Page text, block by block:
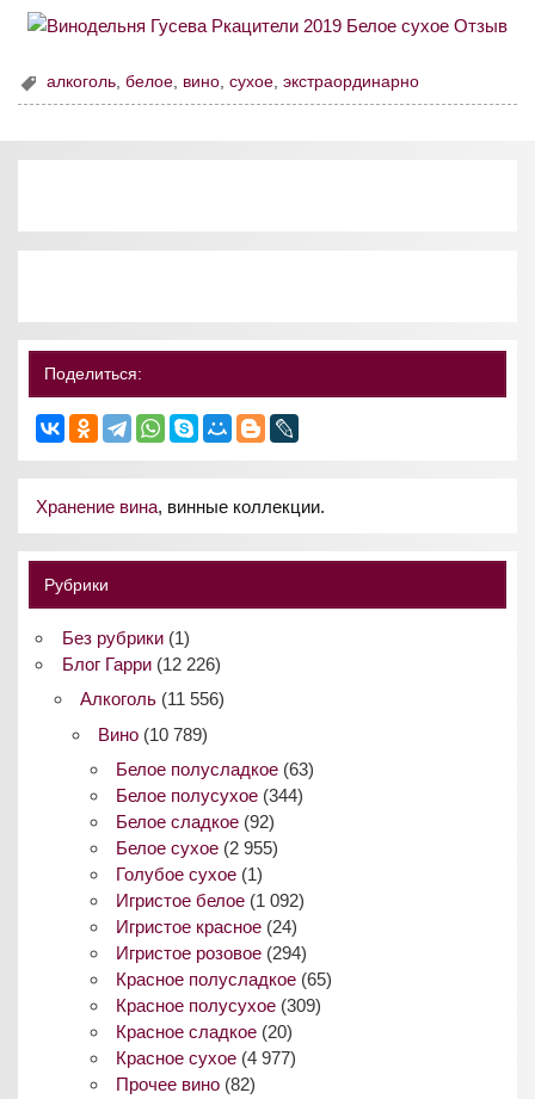
алкоголь,белое, вино,сухое,экстраординарно
Поделиться:
Хранение вина, винные коллекции.
Рубрики
Без рубрики(1)
Блог Гарри(12 226)
Алкоголь(11 556)
Вино(10 789)
Белое полусладкое (63)
Белое полусухое (344)
Белое сладкое (92)
Белое сухое (2 955)
Голубое сухое (1)
Игристое белое (1 092)
Игристое красное (24)
Игристое розовое (294)
Красное полусладкое (65)
Красное полусухое (309)
Красное сладкое (20)
Красное сухое (4 977)
Прочее вино (82)